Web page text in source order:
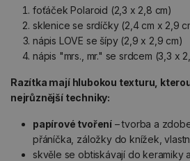
foťáček Polaroid (2,3 x 2,8 cm)
sklenice se srdíčky (2,4 cm x 2,9
nápis LOVE se šípy (2,9 x 2,9 cm)
nápis "mrs., mr." se srdcem (3,3 x
Razítka mají hlubokou texturu,
nejrůznější techniky:
papírové tvoření– tvorba a
přáníčka, záložky do knížek,
skvěle se obtiskávají do keramiky